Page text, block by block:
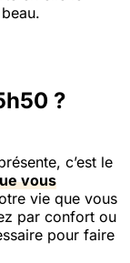
?
c’est le
vous
vie que vous
par confort ou
pour faire